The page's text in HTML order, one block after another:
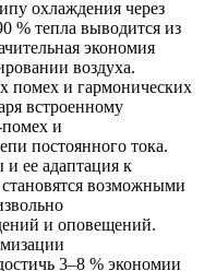
охлаждения через
% тепла выводится из
экономия
воздуха.
помех и гармонических
встроенному
и
постоянного тока.
и ее адаптация к
возможными
и оповещений.
3–8 % экономии